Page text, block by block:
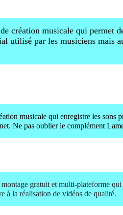
création musicale qui permet
utilisé par les musiciens mais
musicale qui enregistre les sons
Ne pas oublier le complément
gratuit et multi-plateforme qui
à la réalisation de vidéos de qualité.